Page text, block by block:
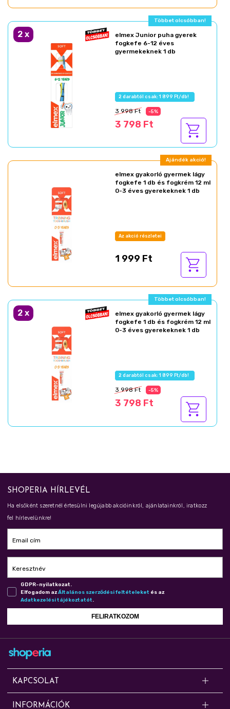
Többet olcsóbban!
2 x
elmex Junior puha gyerek
fogkefe 6-12 éves
gyermekeknek 1 db
2 darabtól csak: 1 899 Ft/db!
3 998 Ft -5%
3 798 Ft
Ajándék akció!
elmex gyakorló gyermek lágy
fogkefe 1 db és fogkrém 12 ml
0-3 éves gyerekeknek 1 db
Az akció részletei
1 999 Ft
Többet olcsóbban!
2 x
elmex gyakorló gyermek lágy
fogkefe 1 db és fogkrém 12 ml
0-3 éves gyerekeknek 1 db
2 darabtól csak: 1 899 Ft/db!
3 998 Ft -5%
3 798 Ft
SHOPERIA HÍRLEVÉL
Ha elsőként szeretnél értesülni legújabb akcióinkról, ajánlatainkról, iratkozz
fel hírlevelünkre!
Email cím
Keresztnév
GDPR-nyilatkozat.
Elfogadom azÁl­ta­lá­nos szer­ző­dé­si fel­té­te­le­ket és az
Adat­ke­ze­lé­si tá­jé­koz­ta­tót.
FELIRATKOZOM
KAPCSOLAT
Kérdésed van? Segítünk!
INFORMÁCIÓK